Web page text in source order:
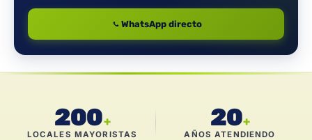
WhatsApp directo
200+
LOCALES MAYORISTAS
20+
AÑOS ATENDIENDO